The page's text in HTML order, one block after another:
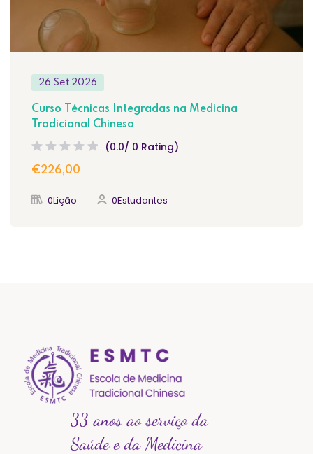
26 Set 2026
Curso Técnicas Integradas na Medicina
Tradicional Chinesa
(0.0/ 0 Rating)
€226,00
0Lição 0Estudantes
33 anos ao serviço da
Saúde e da Medicina